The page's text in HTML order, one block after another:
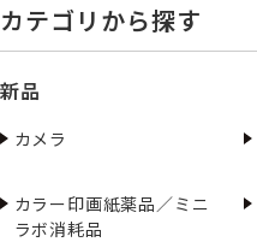
カテゴリから探す
新品
カメラ
カラー印画紙薬品／ミニ
ラボ消耗品